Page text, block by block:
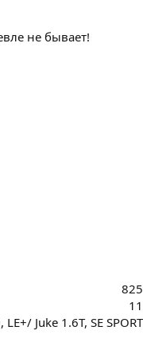
не бывает!
825
11
LE+/ Juke 1.6T, SE SPORT